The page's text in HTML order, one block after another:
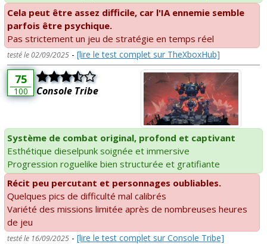
Cela peut être assez difficile, car l'IA ennemie semble
parfois être psychique.
Pas strictement un jeu de stratégie en temps réel
testé le 02/09/2025 - [lire le test complet sur TheXboxHub]
75
100 Console Tribe
Système de combat original, profond et captivant
Esthétique dieselpunk soignée et immersive
Progression roguelike bien structurée et gratifiante
Récit peu percutant et personnages oubliables.
Quelques pics de difficulté mal calibrés
Variété des missions limitée après de nombreuses heures
de jeu
testé le 16/09/2025 - [lire le test complet sur Console Tribe]